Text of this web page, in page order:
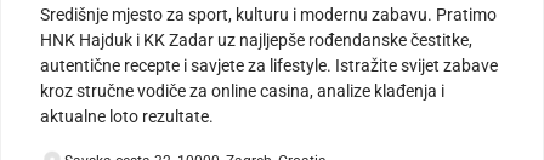
Središnje mjesto za sport, kulturu i modernu zabavu. Pratimo
HNK Hajduk i KK Zadar uz najljepše rođendanske čestitke,
autentične recepte i savjete za lifestyle. Istražite svijet zabave
kroz stručne vodiče za online casina, analize klađenja i
aktualne loto rezultate.